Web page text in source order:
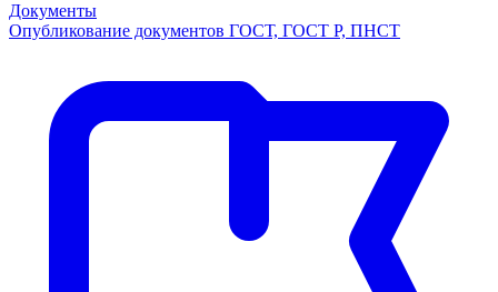
Документы
Опубликование документов ГОСТ, ГОСТ Р, ПНСТ